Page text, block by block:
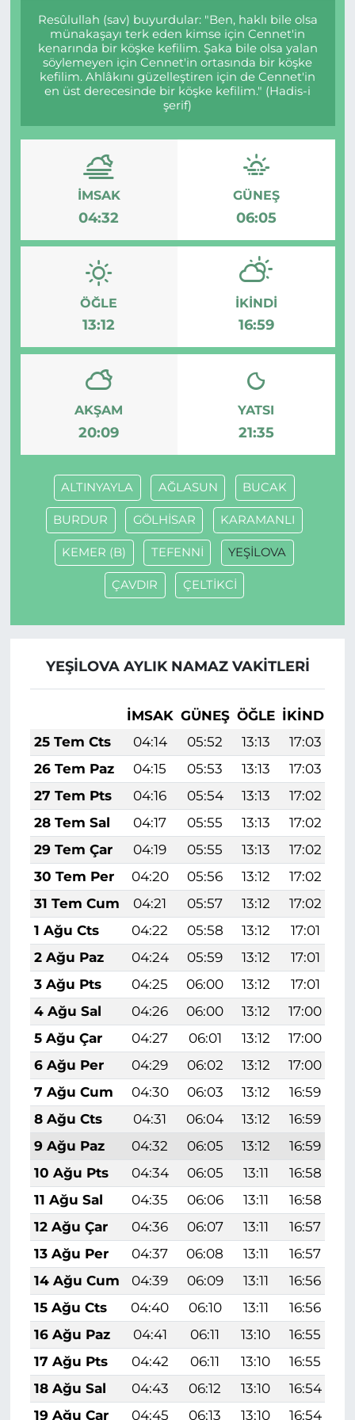
Resûlullah (sav) buyurdular: "Ben, haklı bile olsa
münakaşayı terk eden kimse için Cennet'in
kenarında bir köşke kefilim. Şaka bile olsa yalan
söylemeyen için Cennet'in ortasında bir köşke
kefilim. Ahlâkını güzelleştiren için de Cennet'in
en üst derecesinde bir köşke kefilim." (Hadis-i
şerif)
İMSAK
04:32
GÜNEŞ
06:05
ÖĞLE
13:12
İKINDI
16:59
AKŞAM
20:09
YATSI
21:35
ALTINYAYLA AĞLASUN BUCAK
BURDUR GÖLHİSAR KARAMANLI
KEMER (B) TEFENNİ YEŞİLOVA
ÇAVDIR ÇELTİKCİ
YEŞİLOVA AYLIK NAMAZ VAKITLERI
İMSAK GÜNEŞ ÖĞLE İKINDI
25 Tem Cts
04:14 05:52 13:13 17:03
26 Tem Paz
04:15 05:53 13:13 17:03
27 Tem Pts
04:16 05:54 13:13 17:02
28 Tem Sal
04:17 05:55 13:13 17:02
29 Tem Çar
04:19 05:55 13:13 17:02
30 Tem Per
04:20 05:56 13:12 17:02
31 Tem Cum
04:21 05:57 13:12 17:02
1 Ağu Cts
04:22 05:58 13:12 17:01
2 Ağu Paz
04:24 05:59 13:12 17:01
3 Ağu Pts
04:25 06:00 13:12 17:01
4 Ağu Sal
04:26 06:00 13:12 17:00
5 Ağu Çar
04:27 06:01 13:12 17:00
6 Ağu Per
04:29 06:02 13:12 17:00
7 Ağu Cum
04:30 06:03 13:12 16:59
8 Ağu Cts
04:31 06:04 13:12 16:59
9 Ağu Paz
04:32 06:05 13:12 16:59
10 Ağu Pts
04:34 06:05 13:11 16:58
11 Ağu Sal
04:35 06:06 13:11 16:58
12 Ağu Çar
04:36 06:07 13:11 16:57
13 Ağu Per
04:37 06:08 13:11 16:57
14 Ağu Cum
04:39 06:09 13:11 16:56
15 Ağu Cts
04:40 06:10 13:11 16:56
16 Ağu Paz
04:41 06:11 13:10 16:55
17 Ağu Pts
04:42 06:11 13:10 16:55
18 Ağu Sal
04:43 06:12 13:10 16:54
19 Ağu Çar
04:45 06:13 13:10 16:54